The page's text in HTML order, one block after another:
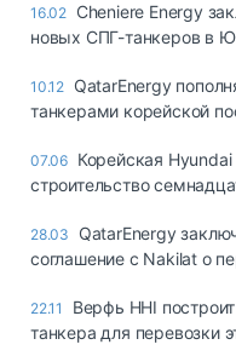
16.02 Cheniere Energy
новых СПГ-танкеров в
10.12 QatarEnergy
танкерами корейской
07.06 Корейская
строительство
28.03
QatarEnergy
соглашение с Nakilat о
22.11
Верфь HHI
танкера для перевозки